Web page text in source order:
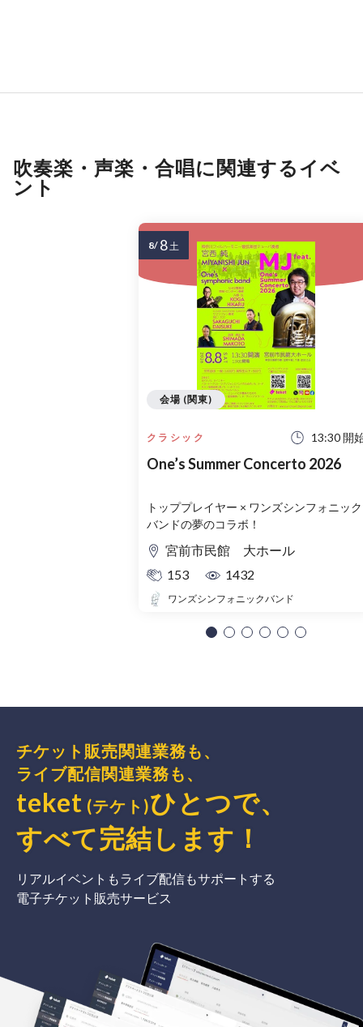
吹奏楽・声楽・合唱に関連するイベ
ント
クラシック 13:30 開
One’s Summer Concerto 2026
トッププレイヤー × ワンズシンフォニック
バンドの夢のコラボ！
宮前市民館 大ホール
153
1432
ワンズシンフォニックバンド
会場 (関東)
8/ 8土
チケット販売関連業務も、
ライブ配信関連業務も、
teket (テケト)ひとつで、
すべて完結 します ！
リアルイベントもライブ配信もサポートする
電子チケット販売サービス